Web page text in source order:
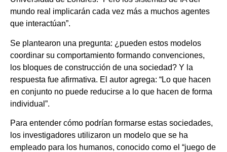
mundo real implicarán cada vez más a muchos agentes
que interactúan”.
Se plantearon una pregunta: ¿pueden estos modelos
coordinar su comportamiento formando convenciones,
los bloques de construcción de una sociedad? Y la
respuesta fue afirmativa. El autor agrega: “Lo que hacen
en conjunto no puede reducirse a lo que hacen de forma
individual”.
Para entender cómo podrían formarse estas sociedades,
los investigadores utilizaron un modelo que se ha
empleado para los humanos, conocido como el “juego de